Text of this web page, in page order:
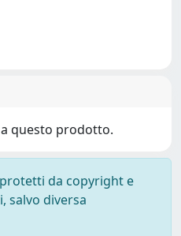
questo prodotto.
da copyright e
salvo diversa